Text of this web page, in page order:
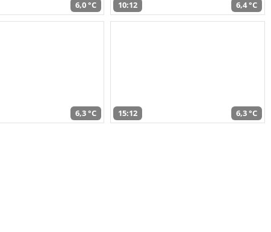
6,0 °C 10:12 6,4 °C
6,3 °C 15:12 6,3 °C